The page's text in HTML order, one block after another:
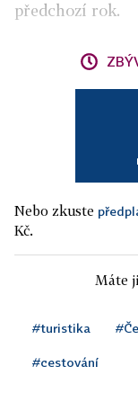
předchozí rok.
Nebo zkuste
Kč.
Máte
#turistika
#cestování